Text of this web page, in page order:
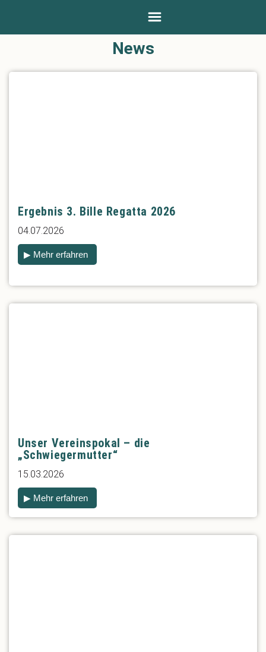
News
Ergebnis 3. Bille Regatta 2026
04.07.2026
▶ Mehr erfahren
Unser Vereinspokal – die
„Schwiegermutter“
15.03.2026
▶ Mehr erfahren